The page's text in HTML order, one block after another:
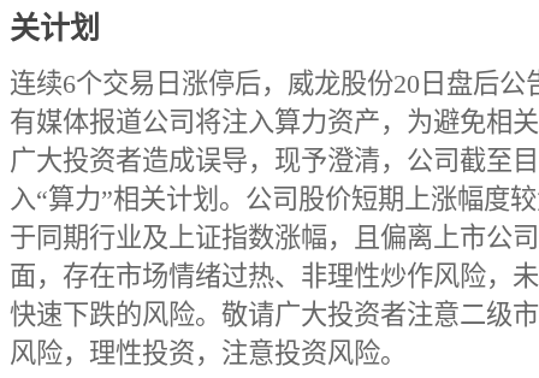
关计划
连续6个交易日涨停后，威龙股份20日盘后公
有媒体报道公司将注入算力资产，为避免相
广大投资者造成误导，现予澄清，公司截至
入“算力”相关计划。公司股价短期上涨幅度
于同期行业及上证指数涨幅，且偏离上市公
面，存在市场情绪过热、非理性炒作风险，
快速下跌的风险。敬请广大投资者注意二级
风险，理性投资，注意投资风险。